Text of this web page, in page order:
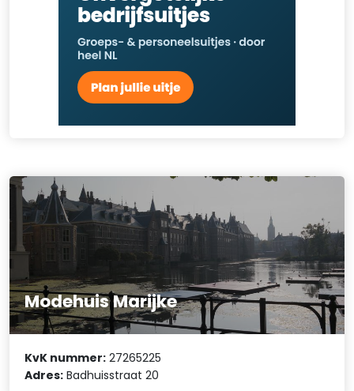
Modehuis Marijke
KvK nummer: 27265225
Adres: Badhuisstraat 20